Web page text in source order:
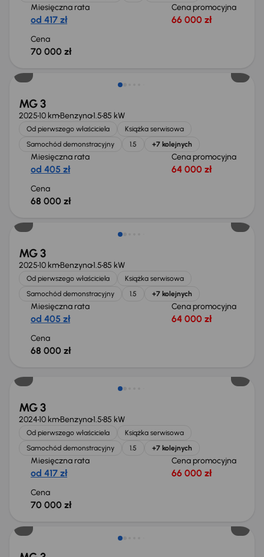
Miesięczna rata
od 417 zł
Cena promocyjna
66 000 zł
Cena
70 000 zł
MG 3
202510 kmBenzyna1.585 kW
Od pierwszego właściciela
Książka serwisowa
Samochód demonstracyjny
1.5 +7 kolejnych
Miesięczna rata
od 405 zł
Cena promocyjna
64 000 zł
Cena
68 000 zł
Od nowego taniej o 11 137 zł
MG 3
202510 kmBenzyna1.585 kW
Od pierwszego właściciela
Książka serwisowa
Samochód demonstracyjny
1.5 +7 kolejnych
Miesięczna rata
od 405 zł
Cena promocyjna
64 000 zł
Cena
68 000 zł
MG 3
202410 kmBenzyna1.585 kW
Od pierwszego właściciela
Książka serwisowa
Samochód demonstracyjny
1.5 +7 kolejnych
Miesięczna rata
od 417 zł
Cena promocyjna
66 000 zł
Cena
70 000 zł